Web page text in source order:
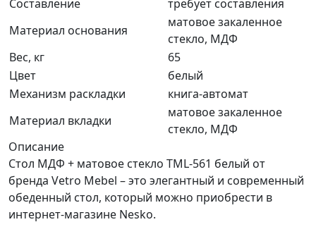
Составление
требует составления
Материал основания
матовое закаленное
стекло, МДФ
Вес, кг
65
Цвет
белый
Механизм раскладки
книга-автомат
Материал вкладки
матовое закаленное
стекло, МДФ
Описание
Стол МДФ + матовое стекло TML-561 белый от
бренда Vetro Mebel – это элегантный и современный
обеденный стол, который можно приобрести в
интернет-магазине Nesko.